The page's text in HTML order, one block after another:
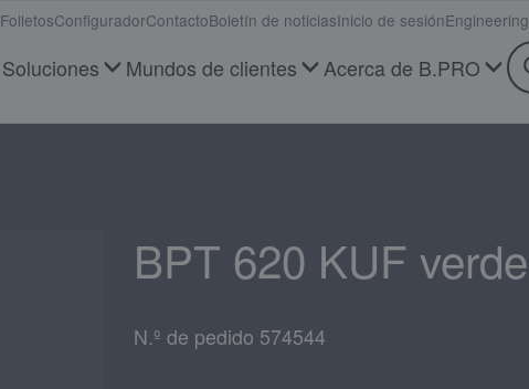
Soluciones Mundos de clientes Acerca de B.PRO
FolletosConfiguradorContactoBoletín de noticiasInicio de sesiónEngineering
BPT 620 KUF verde
N.º de pedido 574544